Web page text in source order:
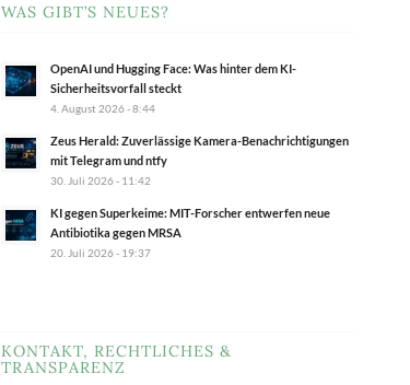
WAS GIBT’S NEUES?
OpenAI und Hugging Face: Was hinter dem KI-
Sicherheitsvorfall steckt
4. August 2026 - 8:44
Zeus Herald: Zuverlässige Kamera-Benachrichtigungen
mit Telegram und ntfy
30. Juli 2026 - 11:42
KI gegen Superkeime: MIT-Forscher entwerfen neue
Antibiotika gegen MRSA
20. Juli 2026 - 19:37
KONTAKT, RECHTLICHES &
TRANSPARENZ